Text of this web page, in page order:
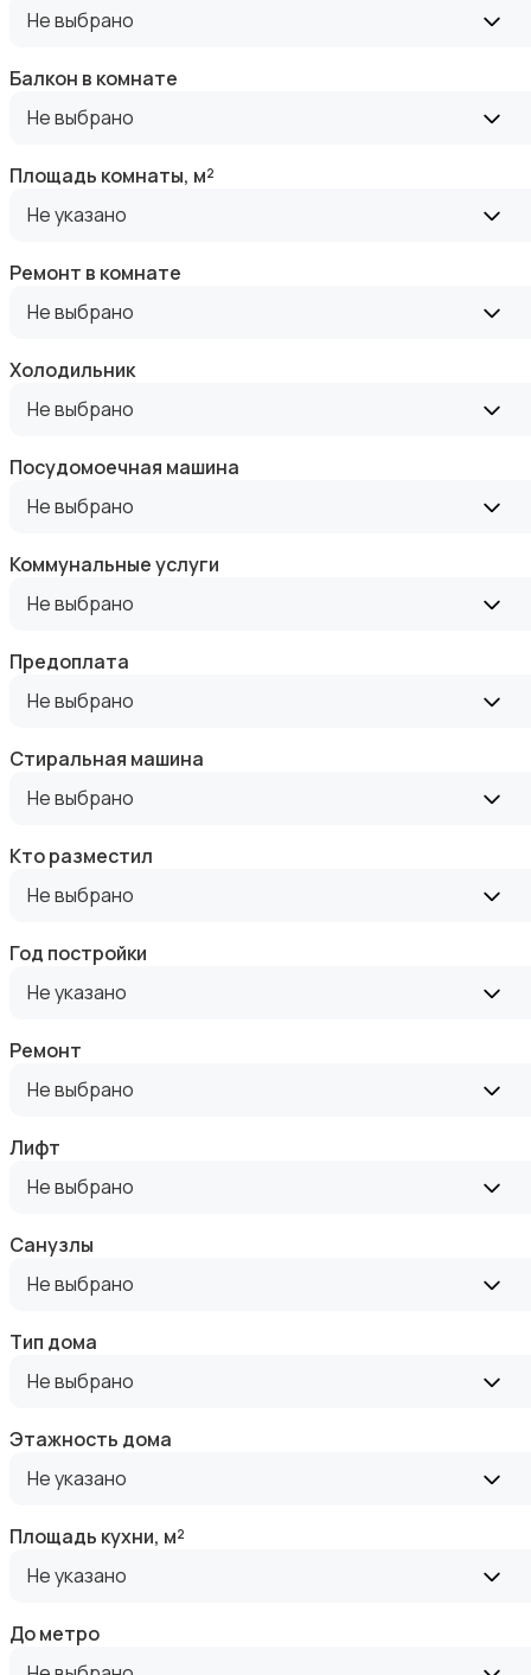
Аренда комнаты длительно
Аренда квартиры посуточно
Аренда дома посуточно
Прочие строения
Продажа квартиры
Продажа гаражей и стоянок
Не выбрано
Балкон в комнате
Не выбрано
Площадь комнаты, м²
Не указано
Ремонт в комнате
Не выбрано
Холодильник
Не выбрано
Посудомоечная машина
Не выбрано
Коммунальные услуги
Не выбрано
Предоплата
Не выбрано
Стиральная машина
Не выбрано
Кто разместил
Не выбрано
Год постройки
Не указано
Ремонт
Не выбрано
Лифт
Не выбрано
Санузлы
Не выбрано
Тип дома
Не выбрано
Этажность дома
Не указано
Площадь кухни, м²
Не указано
До метро